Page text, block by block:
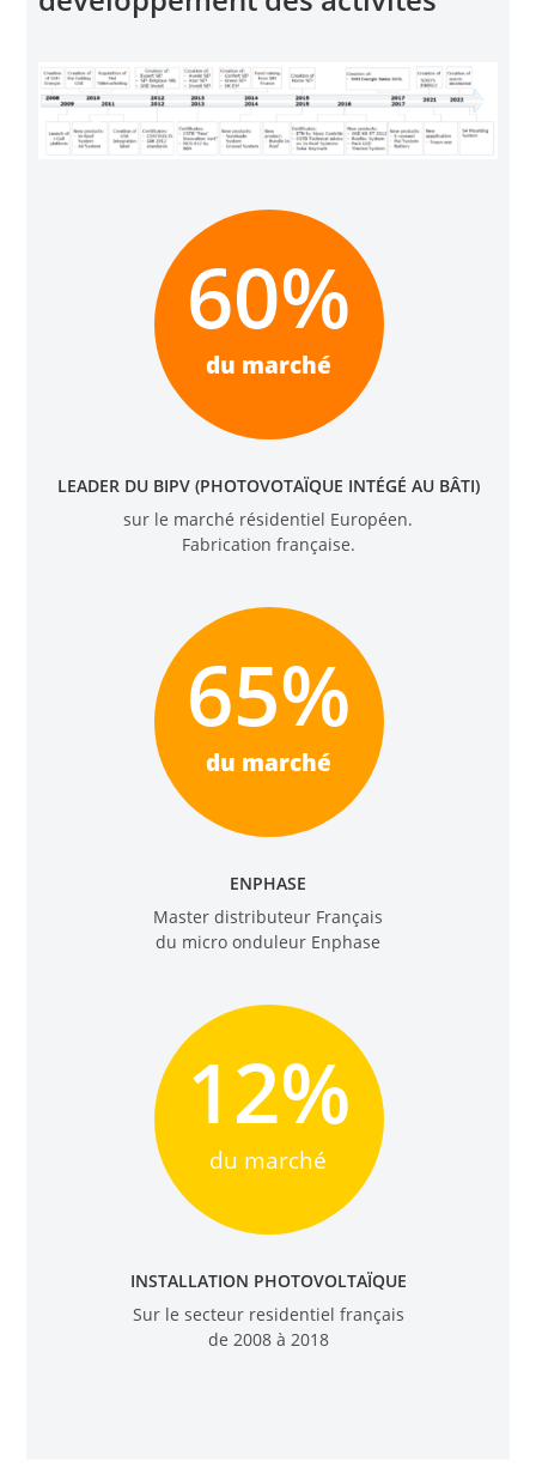
du marché
60%
LEADER DU BIPV (PHOTOVOTAÏQUE INTÉGÉ AU BÂTI)
sur le marché résidentiel Européen.
Fabrication française.
du marché
65%
ENPHASE
Master distributeur Français
du micro onduleur Enphase
du marché
12%
INSTALLATION PHOTOVOLTAÏQUE
Sur le secteur residentiel français
de 2008 à 2018